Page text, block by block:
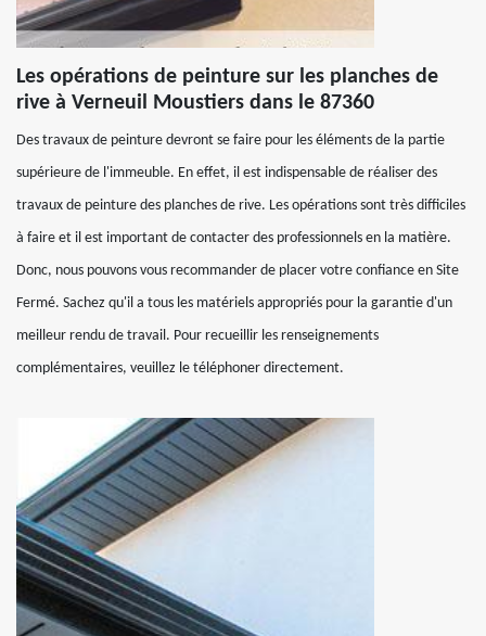
Les opérations de peinture sur les planches de
rive à Verneuil Moustiers dans le 87360
Des travaux de peinture devront se faire pour les éléments de la partie
supérieure de l'immeuble. En effet, il est indispensable de réaliser des
travaux de peinture des planches de rive. Les opérations sont très difficiles
à faire et il est important de contacter des professionnels en la matière.
Donc, nous pouvons vous recommander de placer votre confiance en Site
Fermé. Sachez qu'il a tous les matériels appropriés pour la garantie d'un
meilleur rendu de travail. Pour recueillir les renseignements
complémentaires, veuillez le téléphoner directement.